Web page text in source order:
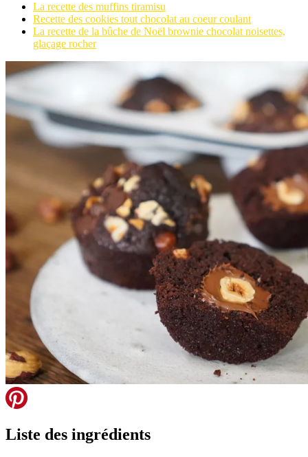
La recette des muffins tiramisu
Recette des cookies tout chocolat au coeur coulant
La recette de la bûche de Noël brownie chocolat noisettes,
glaçage rocher
Liste des ingrédients